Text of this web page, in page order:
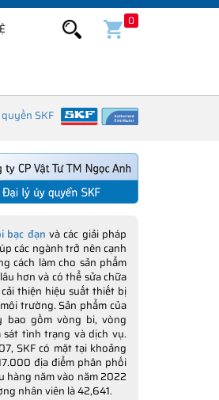
0
SKF
bạc đạn và các giải pháp
các ngành trở nên cạnh
cách làm cho sản phẩm
hơn và có thể sửa chữa
thiện hiệu suất thiết bị
trường. Sản phẩm của
bao gồm vòng bi, vòng
tình trạng và dịch vụ.
SKF có mặt tại khoảng
địa điểm phân phối
hàng năm vào năm 2022
nhân viên là 42,641.